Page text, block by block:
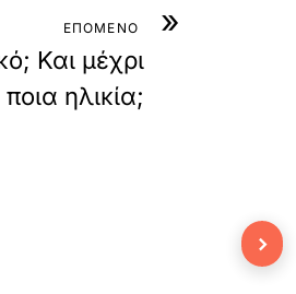
»
ΕΠΟΜΕΝΟ
Και μέχρι
ποια ηλικία;
›